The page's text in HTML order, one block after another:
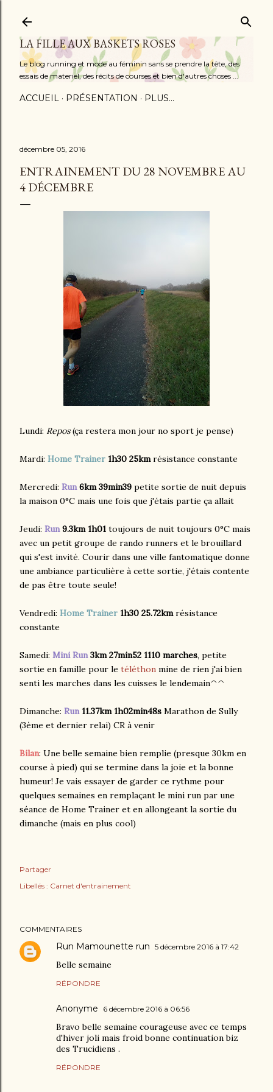
LA FILLE AUX BASKETS ROSES
Le blog running et mode au féminin sans se prendre la tête, des
essais de materiel, des récits de courses et bien d'autres choses ...
ACCUEIL PRÉSENTATION PLUS…
décembre 05, 2016
ENTRAINEMENT DU 28 NOVEMBRE AU
4 DÉCEMBRE
Lundi: Repos(ça restera mon jour no sport je pense)
Mardi: Home Trainer 1h30 25kmrésistance constante
Mercredi: Run 6km 39min39 petite sortie de nuit depuis
la maison 0°C mais une fois que j'étais partie ça allait
Jeudi: Run 9.3km 1h01 toujours de nuit toujours 0°C mais
avec un petit groupe de rando runners et le brouillard
qui s'est invité. Courir dans une ville fantomatique donne
une ambiance particulière à cette sortie, j'étais contente
de pas être toute seule!
Vendredi: Home Trainer 1h30 25.72kmrésistance
constante
Samedi: Mini Run 3km 27min52 1110 marches, petite
sortie en famille pour le téléthon mine de rien j'ai bien
senti les marches dans les cuisses le lendemain^^
Dimanche: Run11.37km 1h02min48s Marathon de Sully
(3ème et dernier relai) CR à venir
Bilan: Une belle semaine bien remplie (presque 30km en
course à pied) qui se termine dans la joie et la bonne
humeur! Je vais essayer de garder ce rythme pour
quelques semaines en remplaçant le mini run par une
séance de Home Trainer et en allongeant la sortie du
dimanche (mais en plus cool)
Partager
Libellés : Carnet d'entrainement
COMMENTAIRES
Run Mamounette run 5 décembre 2016 à 17:42
Belle semaine
RÉPONDRE
Anonyme 6 décembre 2016 à 06:56
Bravo belle semaine courageuse avec ce temps
d'hiver joli mais froid bonne continuation biz
des Trucidiens .
RÉPONDRE